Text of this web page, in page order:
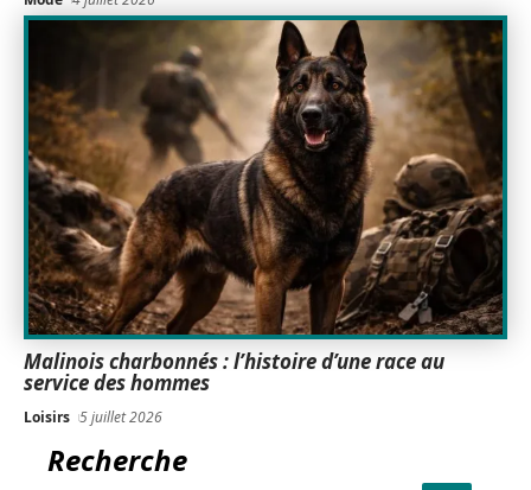
Malinois charbonnés : l’histoire d’une race au
service des hommes
Loisirs 5 juillet 2026
Recherche